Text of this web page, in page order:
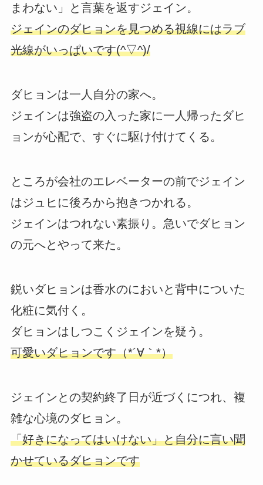
まわない」と言葉を返すジェイン。
ジェインのダヒョンを見つめる視線にはラブ
光線がいっぱいです(^▽^)/
ダヒョンは一人自分の家へ。
ジェインは強盗の入った家に一人帰ったダヒ
ョンが心配で、すぐに駆け付けてくる。
ところが会社のエレベーターの前でジェイン
はジュヒに後ろから抱きつかれる。
ジェインはつれない素振り。急いでダヒョン
の元へとやって来た。
鋭いダヒョンは香水のにおいと背中についた
化粧に気付く。
ダヒョンはしつこくジェインを疑う。
可愛いダヒョンです（*´∀｀*）
ジェインとの契約終了日が近づくにつれ、複
雑な心境のダヒョン。
「好きになってはいけない」と自分に言い聞
かせているダヒョンです